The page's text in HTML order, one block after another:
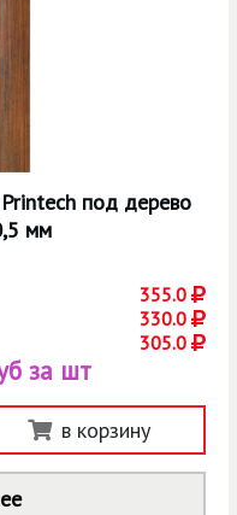
под дерево
мм
355.0
330.0
305.0
за шт
в корзину